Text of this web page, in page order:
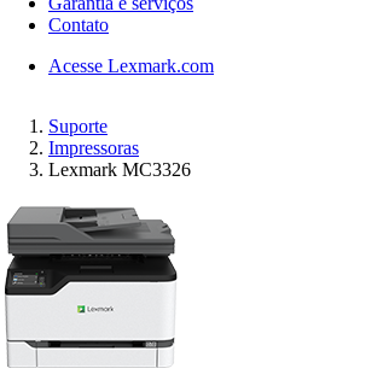
Contato
Acesse Lexmark.com
Suporte
Impressoras
Lexmark MC3326